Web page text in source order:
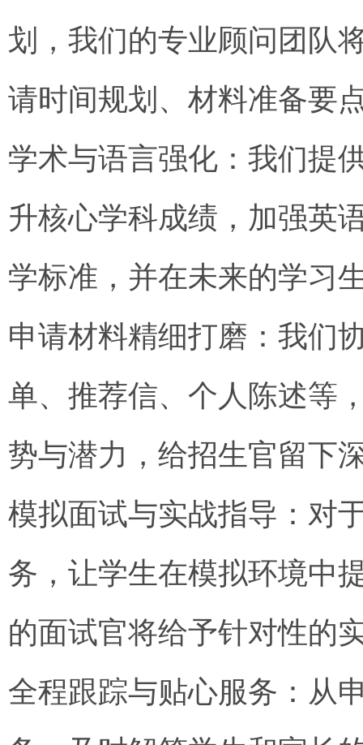
划，我们的专业顾问团队
请时间规划、材料准备要
学术与语言强化：我们提
升核心学科成绩，加强英
学标准，并在未来的学习
申请材料精细打磨：我们
单、推荐信、个人陈述等
势与潜力，给招生官留下
模拟面试与实战指导：对
务，让学生在模拟环境中
的面试官将给予针对性的
全程跟踪与贴心服务：从